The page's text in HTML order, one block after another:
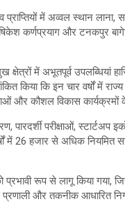
प्राप्तियों में अव्वल स्थान
कर्णप्रयाग और टनकपुर
में अभूतपूर्व उपलब्धियां
किया कि इन चार वर्षों में राज्य
और कौशल विकास
परीक्षाओं, स्टार्टअप
में 26 हजार से अधिक नियमित
रूप से लागू किया गया,
और तकनीक आधारित